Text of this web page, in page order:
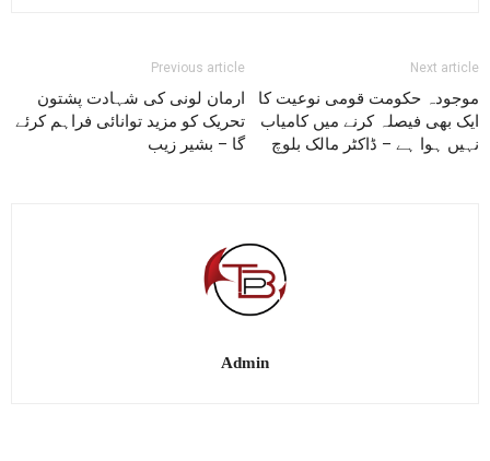
Previous article
ارمان لونی کی شہادت پشتون
تحریک کو مزید توانائی فراہم کرئے
گا – بشیر زیب
Next article
موجودہ حکومت قومی نوعیت کا
ایک بھی فیصلہ کرنے میں کامیاب
نہیں ہوا ہے – ڈاکٹر مالک بلوچ
Admin